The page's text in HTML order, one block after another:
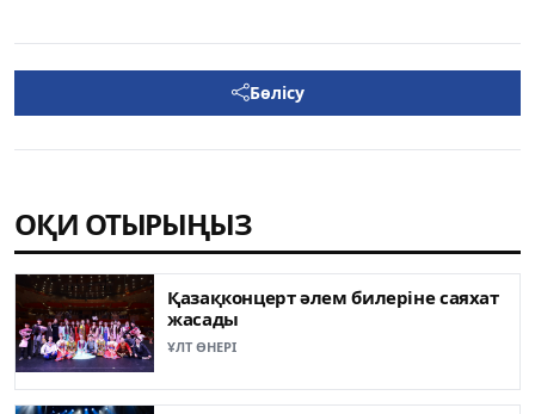
Бөлісу
ОҚИ ОТЫРЫҢЫЗ
Қазақконцерт әлем билеріне саяхат
жасады
ҰЛТ ӨНЕРІ